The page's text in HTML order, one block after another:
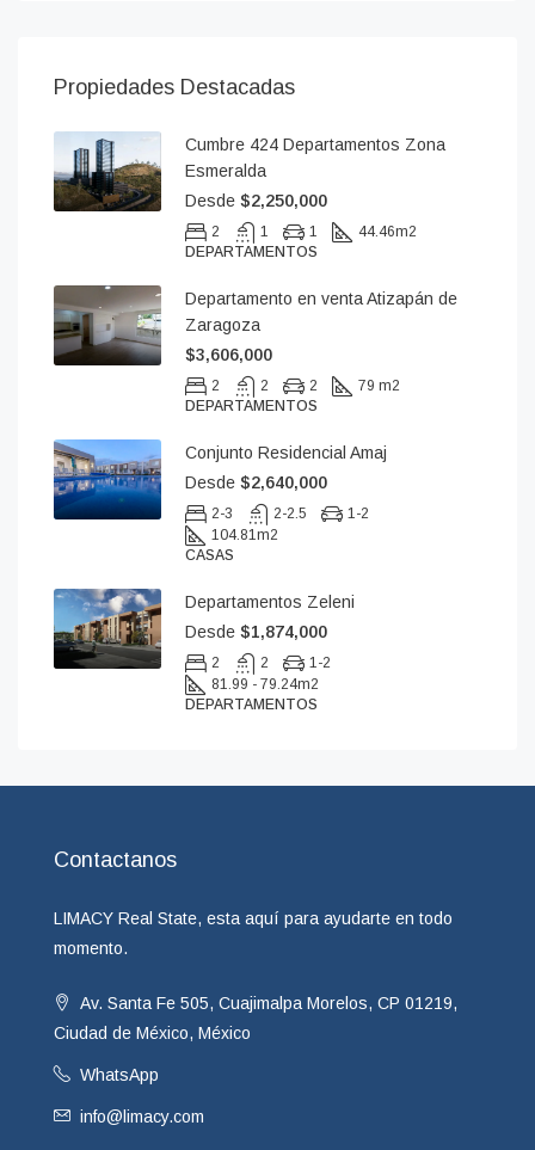
Propiedades Destacadas
Cumbre 424 Departamentos Zona
Esmeralda
Desde $2,250,000
2 1 1 44.46m2
DEPARTAMENTOS
Departamento en venta Atizapán de
Zaragoza
$3,606,000
2 2 2
79 m2
DEPARTAMENTOS
Conjunto Residencial Amaj
Desde $2,640,000
2-3 2-2.5
1-2
104.81 m2
CASAS
Departamentos Zeleni
Desde $1,874,000
2 2
1-2
81.99 - 79.24m2
DEPARTAMENTOS
Contactanos
LIMACY Real State, esta aquí para ayudarte en todo
momento.
Av. Santa Fe 505, Cuajimalpa Morelos, CP 01219,
Ciudad de México, México
WhatsApp
info@limacy.com